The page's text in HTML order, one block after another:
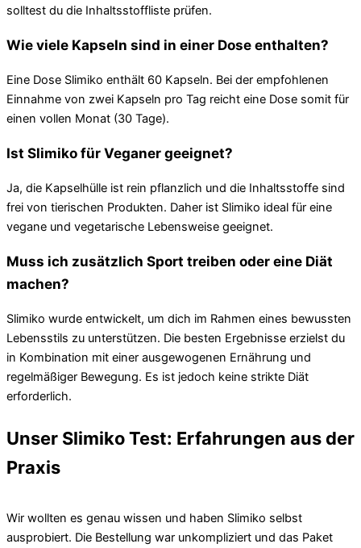
solltest du die Inhaltsstoffliste prüfen.
Wie viele Kapseln sind in einer Dose enthalten?
Eine Dose Slimiko enthält 60 Kapseln. Bei der empfohlenen
Einnahme von zwei Kapseln pro Tag reicht eine Dose somit für
einen vollen Monat (30 Tage).
Ist Slimiko für Veganer geeignet?
Ja, die Kapselhülle ist rein pflanzlich und die Inhaltsstoffe sind
frei von tierischen Produkten. Daher ist Slimiko ideal für eine
vegane und vegetarische Lebensweise geeignet.
Muss ich zusätzlich Sport treiben oder eine Diät
machen?
Slimiko wurde entwickelt, um dich im Rahmen eines bewussten
Lebensstils zu unterstützen. Die besten Ergebnisse erzielst du
in Kombination mit einer ausgewogenen Ernährung und
regelmäßiger Bewegung. Es ist jedoch keine strikte Diät
erforderlich.
Unser Slimiko Test: Erfahrungen aus der
Praxis
Wir wollten es genau wissen und haben Slimiko selbst
ausprobiert. Die Bestellung war unkompliziert und das Paket